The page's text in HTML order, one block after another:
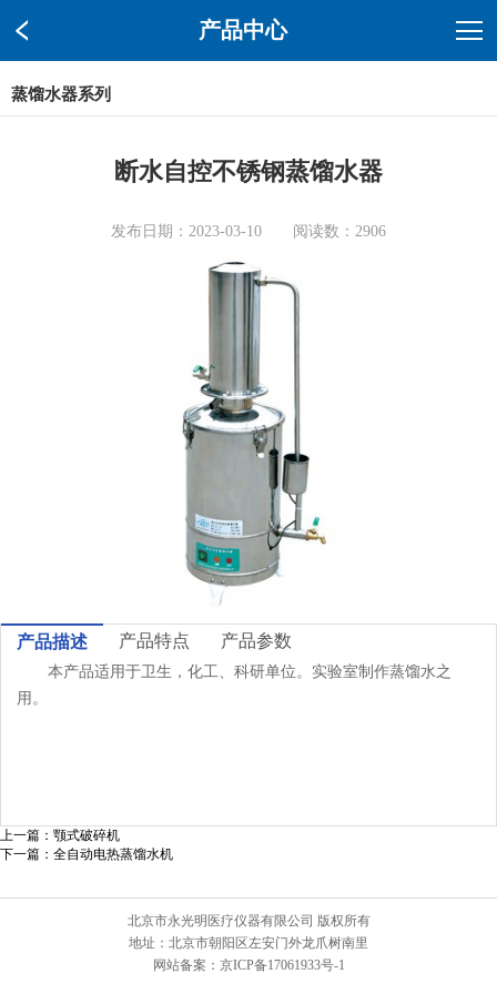
产品中心
蒸馏水器系列
断水自控不锈钢蒸馏水器
发布日期：2023-03-10 阅读数：2906
产品描述 产品特点 产品参数
本产品适用于卫生，化工、科研单位。实验室制作蒸馏水之
用。
上一篇： 颚式破碎机
下一篇： 全自动电热蒸馏水机
北京市永光明医疗仪器有限公司 版权所有
地址：北京市朝阳区左安门外龙爪树南里
网站备案：京ICP备17061933号-1